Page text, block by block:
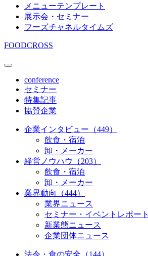
メニューテンプレート
展示会・セミナー
フーズチャネルタイムズ
FOODCROSS
conference
セミナー
特集記事
協賛企業
企業インタビュー（449）
飲食・宿泊
卸・メーカー
経営ノウハウ（203）
飲食・宿泊
卸・メーカー
業界動向（444）
業界ニュース
セミナー・イベントレポート
新業態ニュース
企業団体ニュース
法令・食の安全（144）